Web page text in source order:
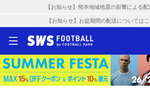
【お知らせ】熊本地域地震の影響による配
【お知らせ】お盆期間の配送については